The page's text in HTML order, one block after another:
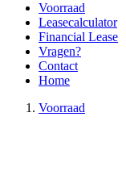
Voorraad
Leasecalculator
Financial Lease
Vragen?
Contact
Home
Voorraad